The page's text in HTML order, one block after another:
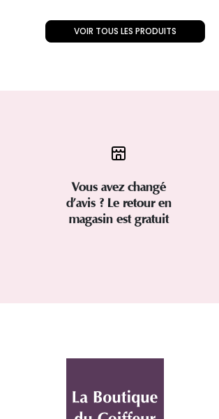
VOIR TOUS LES PRODUITS
Vous avez changé
d’avis ? Le retour en
magasin est gratuit